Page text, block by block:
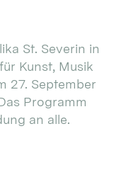
St. Severin in
Kunst, Musik
27. September
Programm
an alle.